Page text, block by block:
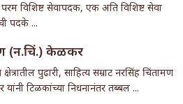
विशिष्ट सेवापदक, एक अति विशिष्ट सेवा
पदके ...
(न.चिं.) केळकर
पुढारी, साहित्य सम्राट नरसिंह चिंतामण
टिळकांच्या निधनानंतर तब्बल ...